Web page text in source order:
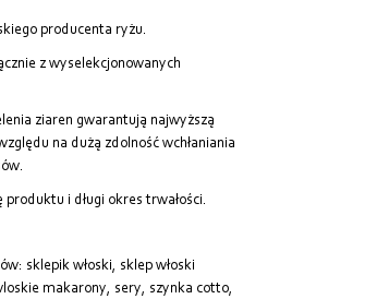
producenta ryżu.
z wyselekcjonowanych
ziaren gwarantują najwyższą
na dużą zdolność wchłaniania
i długi okres trwałości.
sklepik włoski, sklep włoski
makarony, sery, szynka cotto,